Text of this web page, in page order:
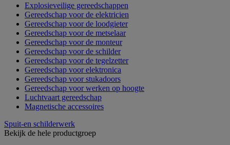
Explosieveilige gereedschappen
Gereedschap voor de elektricien
Gereedschap voor de loodgieter
Gereedschap voor de metselaar
Gereedschap voor de monteur
Gereedschap voor de schilder
Gereedschap voor de tegelzetter
Gereedschap voor elektronica
Gereedschap voor stukadoors
Gereedschap voor werken op hoogte
Luchtvaart gereedschap
Magnetische accessoires
Spuit-en schilderwerk
Bekijk de hele productgroep